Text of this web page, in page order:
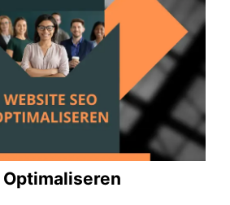
Optimaliseren